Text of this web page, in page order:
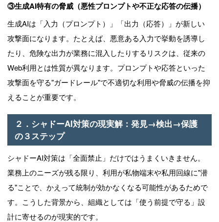
③生成AI特有の脅威（悪性プロンプトや不正な応答の伝播）
生成AIは「入力（プロンプト）」「出力（応答）」が新しい
攻撃面になります。たとえば、悪意ある入力で挙動を誘導し
たり、危険な出力が業務に混入したりするリスクは、従来の
Web利用とは性質が異なります。プロンプトや応答といった
攻撃面を守る"ガードレール"で不適切な利用や脅威の伝播を抑
えることが重要です。
２．シャドーAI対策の現実解：発見→検出→保護
の３ステップ
シャドーAI対策は「全面禁止」だけではうまくいきません。
業務上のニーズが残る限り、利用が私物端末や私用回線に"潜
る"ことで、かえって統制が効かなくなる可能性があるためで
す。こうした背景から、組織としては「使う前提で守る」設
計に寄せるのが現実的です。